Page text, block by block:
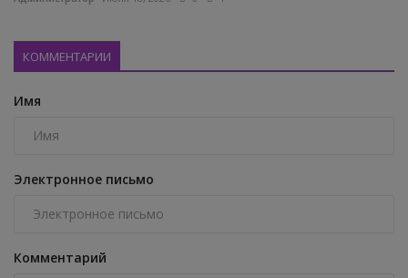
КОММЕНТАРИИ
Имя
Электронное письмо
Комментарий